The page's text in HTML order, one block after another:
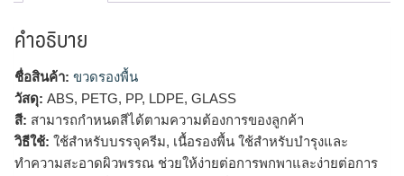
คำอธิบาย
ชื่อสินค้า: ขวดรองพื้น
วัสดุ: ABS, PETG, PP, LDPE, GLASS
สี: สามารถกำหนดสีได้ตามความต้องการของลูกค้า
วิธีใช้: ใช้สำหรับบรรจุครีม, เนื้อรองพื้น ใช้สำหรับบำรุงและ
ทำความสะอาดผิวพรรณ ช่วยให้ง่ายต่อการพกพาและง่ายต่อการ